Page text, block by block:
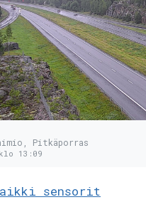
Pitkäporras
13:09
sensorit